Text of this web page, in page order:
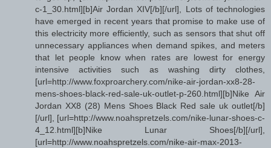
c-1_30.html][b]Air Jordan XIV[/b][/url], Lots of technologies
have emerged in recent years that promise to make use of
this electricity more efficiently, such as sensors that shut off
unnecessary appliances when demand spikes, and meters
that let people know when rates are lowest for energy
intensive activities such as washing dirty clothes,
[url=http://www.foxproarchery.com/nike-air-jordan-xx8-28-
mens-shoes-black-red-sale-uk-outlet-p-260.html][b]Nike Air
Jordan XX8 (28) Mens Shoes Black Red sale uk outlet[/b]
[/url], [url=http://www.noahspretzels.com/nike-lunar-shoes-c-
4_12.html][b]Nike Lunar Shoes[/b][/url],
[url=http://www.noahspretzels.com/nike-air-max-2013-